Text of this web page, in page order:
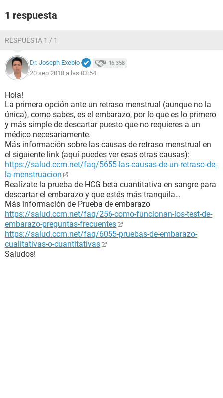
1 respuesta
RESPUESTA 1 / 1
Dr. Joseph Exebio 16.358
20 sep 2018 a las 03:54
Hola!
La primera opción ante un retraso menstrual (aunque no la
única), como sabes, es el embarazo, por lo que es lo primero
y más simple de descartar puesto que no requieres a un
médico necesariamente.
Más información sobre las causas de retraso menstrual en
el siguiente link (aquí puedes ver esas otras causas):
https://salud.ccm.net/faq/5655-las-causas-de-un-retraso-de-
la-menstruacion
Realízate la prueba de HCG beta cuantitativa en sangre para
descartar el embarazo y que estés más tranquila…
Más información de Prueba de embarazo
https://salud.ccm.net/faq/256-como-funcionan-los-test-de-
embarazo-preguntas-frecuentes
https://salud.ccm.net/faq/6055-pruebas-de-embarazo-
cualitativas-o-cuantitativas
Saludos!